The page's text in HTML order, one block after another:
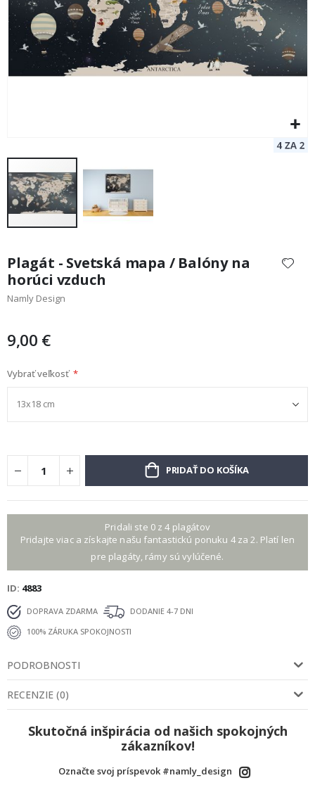
začiatok
galérie
obrázkov
Plagát - Svetská mapa / Balóny na
horúci vzduch
Namly Design
9,00 €
Vybrať veľkosť
PRIDAŤ DO KOŠÍKA
Pridali ste 0 z 4 plagátov
Pridajte viac a získajte našu fantastickú ponuku 4 za 2. Platí len
pre plagáty, rámy sú vylúčené.
ID 4883
DOPRAVA ZDARMA
DODANIE 4-7 DNI
100% ZÁRUKA SPOKOJNOSTI
PODROBNOSTI
RECENZIE (0)
Skutočná inšpirácia od našich spokojných
zákazníkov!
Označte svoj príspevok #namly_design